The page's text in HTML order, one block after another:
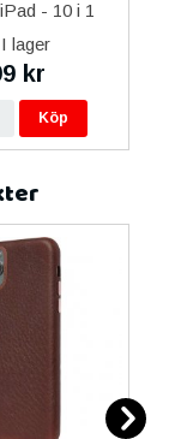
- 10 i 1
I lager
kr
Köp